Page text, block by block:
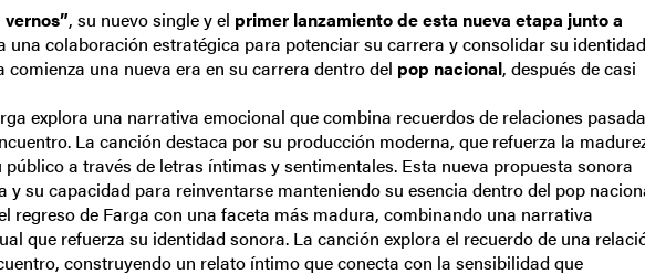
, su nuevo single y el primer lanzamiento de esta nueva etapa junto a
una colaboración estratégica para potenciar su carrera y consolidar su identidad
una nueva era en su carrera dentro del pop nacional, después de casi
explora una narrativa emocional que combina recuerdos de relaciones
La canción destaca por su producción moderna, que refuerza la
a través de letras íntimas y sentimentales. Esta nueva propuesta sonora
su capacidad para reinventarse manteniendo su esencia dentro del pop
regreso de Farga con una faceta más madura, combinando una narrativa
que refuerza su identidad sonora. La canción explora el recuerdo de una
construyendo un relato íntimo que conecta con la sensibilidad que